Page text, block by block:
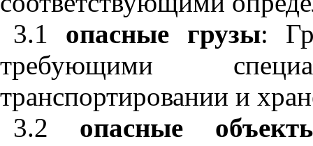
3.1 опасные грузы:
требующими
транспортировании и
3.2 опасные